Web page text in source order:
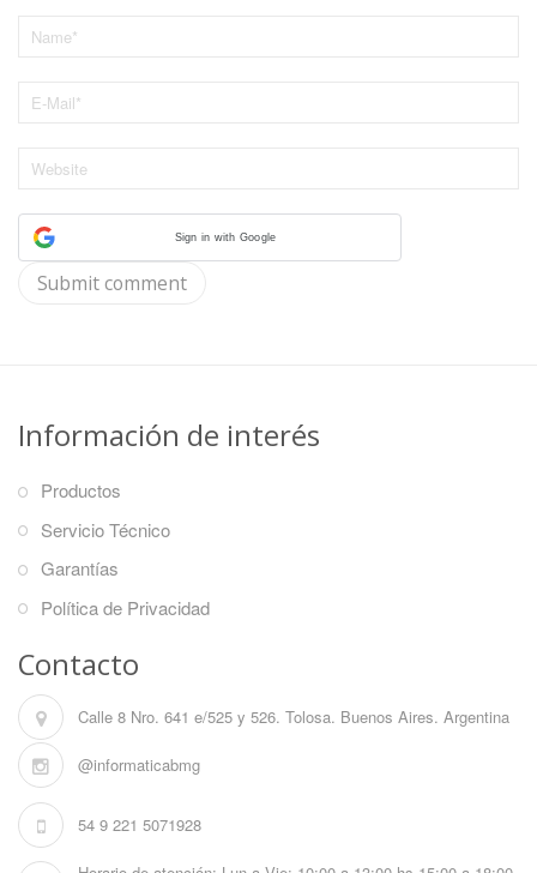
Sign in with Google
Información de interés
Productos
Servicio Técnico
Garantías
Política de Privacidad
Contacto
Calle 8 Nro. 641 e/525 y 526. Tolosa. Buenos Aires. Argentina
@informaticabmg
54 9 221 5071928